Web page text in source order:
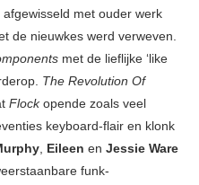
met ouder werk
de nieuwkes werd verweven.
met de lieflijke ‘like
The Revolution Of
Flockopende zoals veel
keyboard-flair en klonk
, Eileen en Jessie Ware
funk-